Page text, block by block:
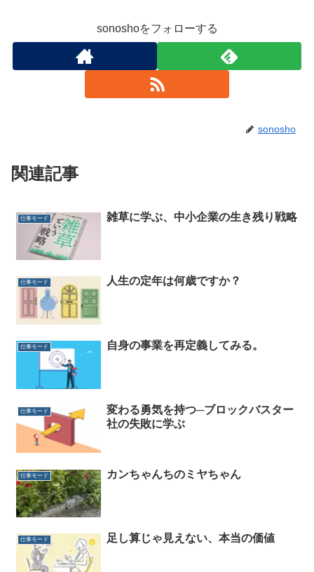
sonoshoをフォローする
sonosho
関連記事
仕事モード 雑草に学ぶ、中小企業の生き残り戦略
仕事モード 人生の定年は何歳ですか？
仕事モード 自身の事業を再定義してみる。
仕事モード
変わる勇気を持つ─ブロックバスター
社の失敗に学ぶ
仕事モード カンちゃんちのミヤちゃん
仕事モード 足し算じゃ見えない、本当の価値